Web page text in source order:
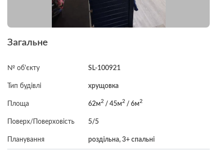
Загальне
№ об'єкту SL-100921
Тип будівлі хрущовка
Площа 62м2 / 45м2 / 6м2
Поверх/Поверховість 5/5
Планування роздільна, 3+ спальні